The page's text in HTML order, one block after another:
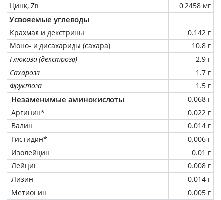
Цинк, Zn 0.2458 мг
Усвояемые углеводы
Крахмал и декстрины
0.142 г
Моно- и дисахариды (сахара)
10.8 г
Глюкоза (декстроза)
2.9 г
Сахароза
1.7 г
Фруктоза
1.5 г
Незаменимые аминокислоты
0.068 г
Аргинин*
0.022 г
Валин
0.014 г
Гистидин*
0.006 г
Изолейцин
0.01 г
Лейцин
0.008 г
Лизин
0.014 г
Метионин
0.005 г